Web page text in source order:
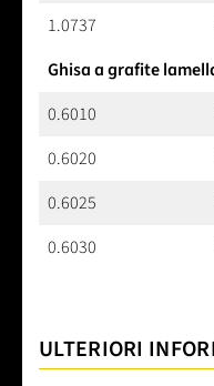
1.0737
Ghisa a grafite
0.6010
0.6020
0.6025
0.6030
ULTERIORI